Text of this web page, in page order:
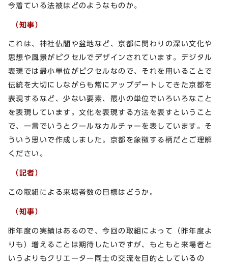
今着ている法被はどのようなものか。
（知事）
これは、神社仏閣や盆地など、京都に関わりの深い文化や
思想や風景がピクセルでデザインされています。デジタル
表現では最小単位がピクセルなので、それを用いることで
伝統を大切にしながらも常にアップデートしてきた京都を
表現するなど、少ない要素、最小の単位でいろいろなこと
を表現しています。文化を表現する方法を表すということ
で、一言でいうとクールなカルチャーを表しています。そ
ういう思いで作成しました。京都を象徴する柄だとご理解
ください。
（記者）
この取組による来場者数の目標はどうか。
（知事）
昨年度の実績はあるので、今回の取組によって（昨年度よ
りも）増えることは期待したいですが、もともと来場者と
いうよりもクリエーター同士の交流を目的としているの